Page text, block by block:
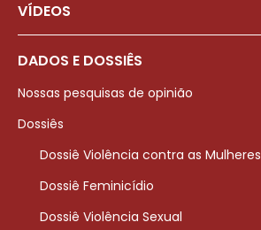
VÍDEOS
DADOS E DOSSIÊS
Nossas pesquisas de opinião
Dossiês
Dossiê Violência contra as Mulheres
Dossiê Feminicídio
Dossiê Violência Sexual